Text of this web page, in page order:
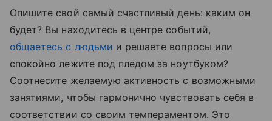
Опишите свой самый счастливый день: каким он
будет? Вы находитесь в центре событий,
общаетесь с людьми и решаете вопросы или
спокойно лежите под пледом за ноутбуком?
Соотнесите желаемую активность с возможными
занятиями, чтобы гармонично чувствовать себя в
соответствии со своим темпераментом. Это